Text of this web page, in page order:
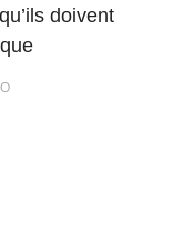
doivent